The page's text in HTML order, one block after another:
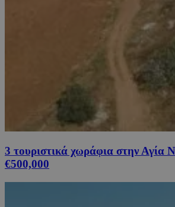
3 τουριστικά χωράφια στην Αγία
€500,000